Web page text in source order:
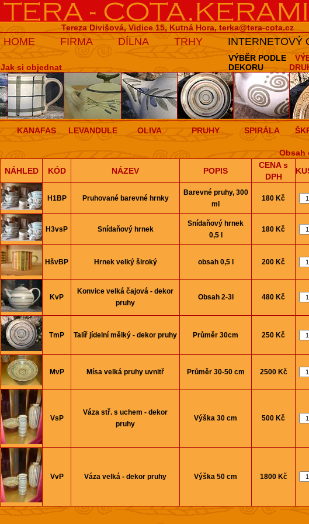
Tereza Divišová, Vidice 15, Kutná Hora, terka@tera-cota.cz
HOME FIRMA DÍLNA TRHY INTERNETOVÝ
Jak si objednat
VÝBĚR PODLE
DEKORU
KANAFAS LEVANDULE OLIVA PRUHY SPIRÁLA
Obsah
NÁHLED
KÓD NÁZEV POPIS
CENA s
DPH
H1BP Pruhované barevné hrnky
Barevné pruhy, 300
ml
180 Kč
H3vsP Snídaňový hrnek
Snídaňový hrnek
0,5 l
180 Kč
HšvBP Hrnek velký široký obsah 0,5 l 200 Kč
KvP
Konvice velká čajová - dekor
pruhy
Obsah 2-3l 480 Kč
TmP Talíř jí­delní­ mělký - dekor pruhy Průměr 30cm 250 Kč
MvP Mísa velká pruhy uvnitř Průměr 30-50 cm 2500 Kč
VsP
Váza stř. s uchem - dekor
pruhy
Výška 30 cm 500 Kč
VvP Váza velká - dekor pruhy Výška 50 cm 1800 Kč